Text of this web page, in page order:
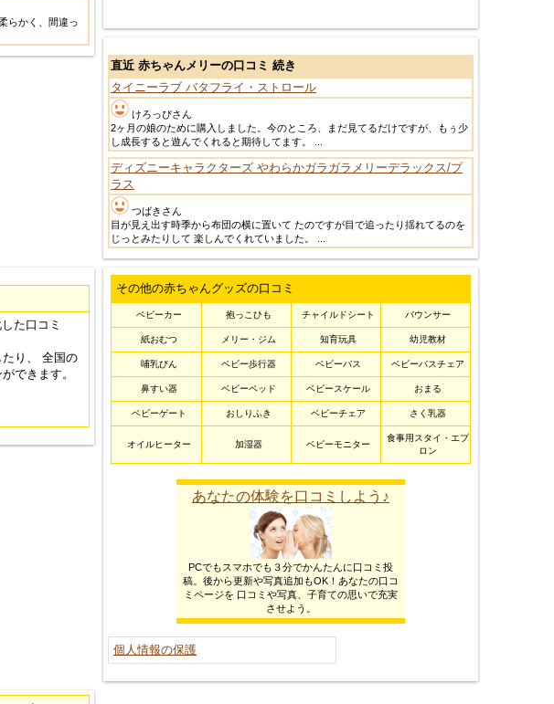
らかく、間違っ
直近 赤ちゃんメリーの口コミ 続き
タイニーラブ バタフライ・ストロール
けろっぴさん
2ヶ月の娘のために購入しました。今のところ、まだ見てるだけですが、もぅ少
し成長すると遊んでくれると期待してます。 ...
ディズニーキャラクターズ やわらかガラガラメリーデラックス/プ
ラス
つばきさん
目が見え出す時季から布団の横に置いて たのですが目で追ったり揺れてるのを
じっとみたりして 楽しんでくれていました。 ...
た口コミ
り、 全国の
できます。
その他の赤ちゃんグッズの口コミ
ベビーカー 抱っこひも チャイルドシート バウンサー
紙おむつ メリー・ジム 知育玩具 幼児教材
哺乳びん ベビー歩行器 ベビーバス ベビーバスチェア
鼻すい器 ベビーベッド ベビースケール おまる
ベビーゲート おしりふき ベビーチェア さく乳器
オイルヒーター 加湿器 ベビーモニター
食事用スタイ・エプ
ロン
あなたの体験を口コミしよう♪
PCでもスマホでも３分でかんたんに口コミ投
稿。後から更新や写真追加もOK！あなたの口コ
ミページを 口コミや写真、子育ての思いで充実
させよう。
個人情報の保護